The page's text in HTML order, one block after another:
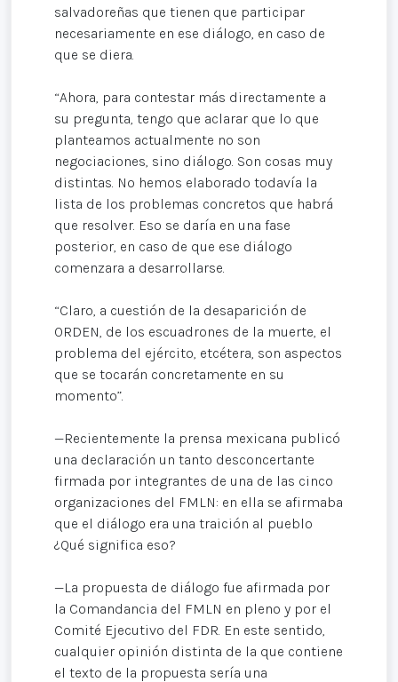
salvadoreñas que tienen que participar
necesariamente en ese diálogo, en caso de
que se diera.
“Ahora, para contestar más directamente a
su pregunta, tengo que aclarar que lo que
planteamos actualmente no son
negociaciones, sino diálogo. Son cosas muy
distintas. No hemos elaborado todavía la
lista de los problemas concretos que habrá
que resolver. Eso se daría en una fase
posterior, en caso de que ese diálogo
comenzara a desarrollarse.
“Claro, a cuestión de la desaparición de
ORDEN, de los escuadrones de la muerte, el
problema del ejército, etcétera, son aspectos
que se tocarán concretamente en su
momento”.
—Recientemente la prensa mexicana publicó
una declaración un tanto desconcertante
firmada por integrantes de una de las cinco
organizaciones del FMLN: en ella se afirmaba
que el diálogo era una traición al pueblo
¿Qué significa eso?
—La propuesta de diálogo fue afirmada por
la Comandancia del FMLN en pleno y por el
Comité Ejecutivo del FDR. En este sentido,
cualquier opinión distinta de la que contiene
el texto de la propuesta sería una